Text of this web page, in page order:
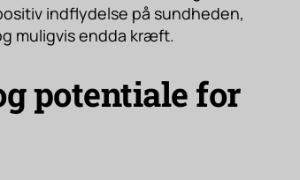
indflydelse på sundheden,
muligvis endda kræft.
potentiale for